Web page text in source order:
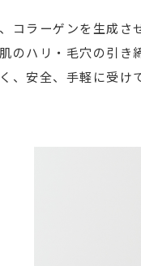
ラーゲンを生成
ハリ・毛穴の引
安全、手軽に受